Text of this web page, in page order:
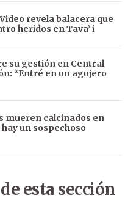
revela balacera que
heridos en Tava’ i
su gestión en Central
“Entré en un agujero
mueren calcinados en
hay un sospechoso
esta sección